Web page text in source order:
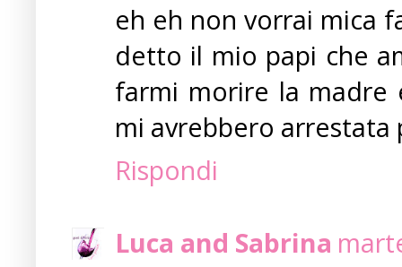
eh eh non vorrai mica
detto il mio papi che
farmi morire la madre
mi avrebbero arrestata
Rispondi
Luca and Sabrina